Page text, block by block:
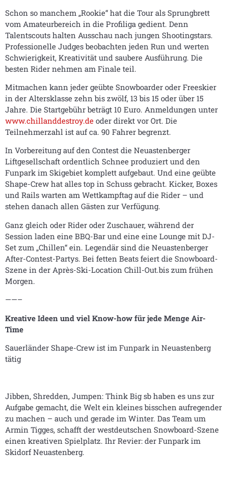
Schon so manchem „Rookie“ hat die Tour als Sprungbrett
vom Amateurbereich in die Profiliga gedient. Denn
Talentscouts halten Ausschau nach jungen Shootingstars.
Professionelle Judges beobachten jeden Run und werten
Schwierigkeit, Kreativität und saubere Ausführung. Die
besten Rider nehmen am Finale teil.
Mitmachen kann jeder geübte Snowboarder oder Freeskier
in der Altersklasse zehn bis zwölf, 13 bis 15 oder über 15
Jahre. Die Startgebühr beträgt 10 Euro. Anmeldungen unter
www.chillanddestroy.de oder direkt vor Ort. Die
Teilnehmerzahl ist auf ca. 90 Fahrer begrenzt.
In Vorbereitung auf den Contest die Neuastenberger
Liftgesellschaft ordentlich Schnee produziert und den
Funpark im Skigebiet komplett aufgebaut. Und eine geübte
Shape-Crew hat alles top in Schuss gebracht. Kicker, Boxes
und Rails warten am Wettkampftag auf die Rider – und
stehen danach allen Gästen zur Verfügung.
Ganz gleich oder Rider oder Zuschauer, während der
Session laden eine BBQ-Bar und eine eine Lounge mit DJ-
Set zum „Chillen“ ein. Legendär sind die Neuastenberger
After-Contest-Partys. Bei fetten Beats feiert die Snowboard-
Szene in der Après-Ski-Location Chill-Out.bis zum frühen
Morgen.
——–
Kreative Ideen und viel Know-how für jede Menge Air-
Time
Sauerländer Shape-Crew ist im Funpark in Neuastenberg
tätig
Jibben, Shredden, Jumpen: Think Big sb haben es uns zur
Aufgabe gemacht, die Welt ein kleines bisschen aufregender
zu machen – auch und gerade im Winter. Das Team um
Armin Tigges, schafft der westdeutschen Snowboard-Szene
einen kreativen Spielplatz. Ihr Revier: der Funpark im
Skidorf Neuastenberg.